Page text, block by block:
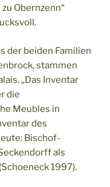
Obernzenn“
der beiden Familien
stammen
„Das Inventar
die
Meubles in
des
Bischof-
als
1997).